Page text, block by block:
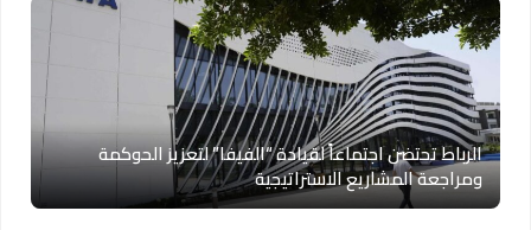
الرباط تحتضن اجتماعاً لقيادة “الفيفا” لتعزيز الحوكمة
ومراجعة المشاريع الاستراتيجية